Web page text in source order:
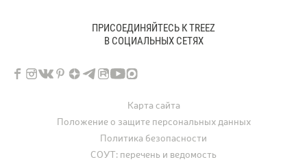
ПРИСОЕДИНЯЙТЕСЬ К TREEZ
В СОЦИАЛЬНЫХ СЕТЯХ
Карта сайта
Положение о защите персональных данных
Политика безопасности
СОУТ: перечень и ведомость